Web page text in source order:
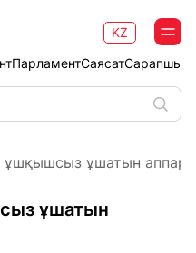
ПарламентСаясат
KZ
ұшқышсыз ұшатын
ұшатын